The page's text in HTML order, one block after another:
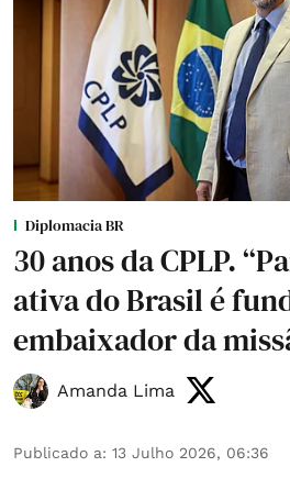
Diplomacia BR
30 anos da CPLP.
ativa do Brasil é
embaixador da
Amanda Lima
Publicado a: 13 Julho 2026, 06:36